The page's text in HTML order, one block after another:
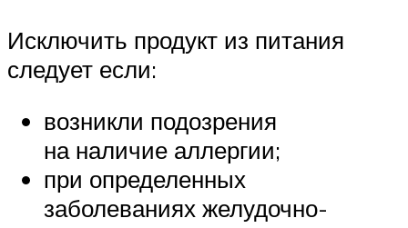
Исключить продукт из питания
следует если:
возникли подозрения
на наличие аллергии;
при определенных
заболеваниях желудочно-